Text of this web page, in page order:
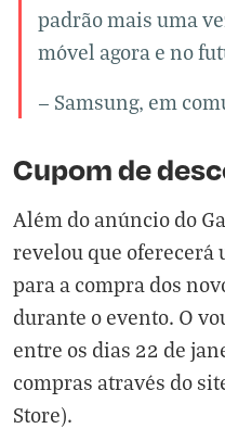
padrão mais uma
móvel agora e no
— Samsung, em
Cupom de
Além do anúncio do
revelou que oferecerá
para a compra dos
durante o evento. O
entre os dias 22 de
compras através do
Store).